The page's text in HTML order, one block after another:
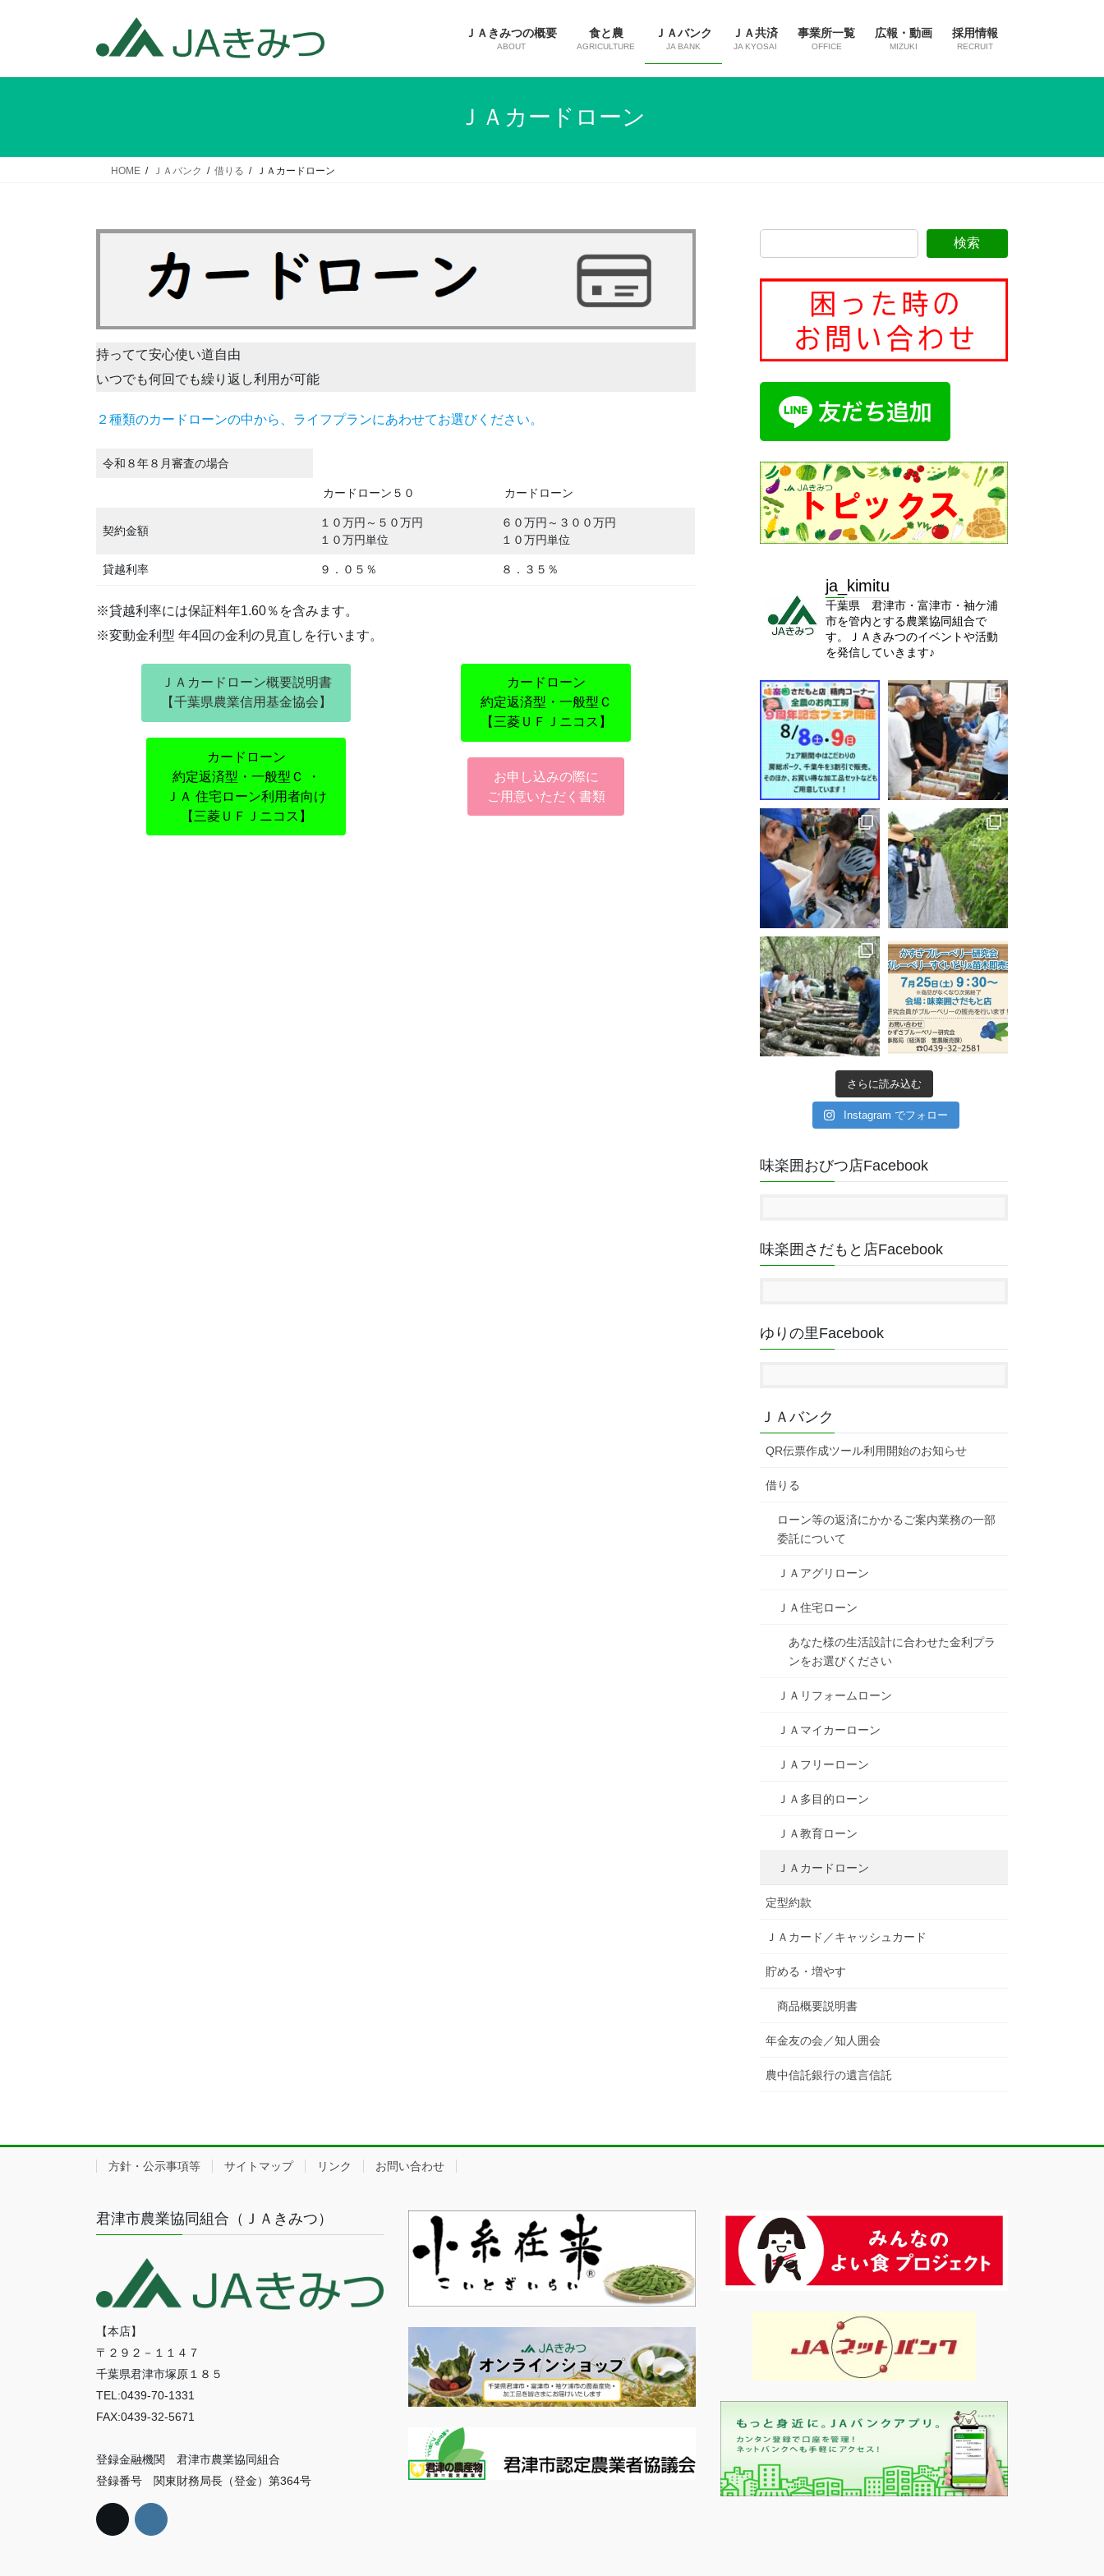
ＪＡきみつの概要
ABOUT
食と農
AGRICULTURE
ＪＡバンク
JA BANK
ＪＡ共済
JA KYOSAI
事業所一覧
OFFICE
広報・動画
MIZUKI
採用情報
RECRUIT
ＪＡカードローン
HOME ＪＡバンク 借りる ＪＡカードローン
持ってて安心使い道自由
いつでも何回でも繰り返し利用が可能
２種類のカードローンの中から、ライフプランにあわせてお選びください。
令和８年８月審査の場合
カードローン５０ カードローン
契約金額
１０万円～５０万円
１０万円単位
６０万円～３００万円
１０万円単位
貸越利率 ９．０５％ ８．３５％
※貸越利率には保証料年1.60％を含みます。
※変動金利型 年4回の金利の見直しを行います。
ＪＡカードローン概要説明書
【千葉県農業信用基金協会】
カードローン
約定返済型・一般型Ｃ ・
ＪＡ 住宅ローン利用者向け
【三菱ＵＦＪニコス】
カードローン
約定返済型・一般型Ｃ
【三菱ＵＦＪニコス】
お申し込みの際に
ご用意いただく書類
検索
ja_kimitu
千葉県 君津市・富津市・袖ケ浦
市を管内とする農業協同組合で
す。ＪＡきみつのイベントや活動
を発信していきます♪
さらに読み込む
Instagram でフォロー
味楽囲おびつ店Facebook
味楽囲さだもと店Facebook
ゆりの里Facebook
ＪＡバンク
QR伝票作成ツール利用開始のお知らせ
借りる
ローン等の返済にかかるご案内業務の一部
委託について
ＪＡアグリローン
ＪＡ住宅ローン
あなた様の生活設計に合わせた金利プラ
ンをお選びください
ＪＡリフォームローン
ＪＡマイカーローン
ＪＡフリーローン
ＪＡ多目的ローン
ＪＡ教育ローン
ＪＡカードローン
定型約款
ＪＡカード／キャッシュカード
貯める・増やす
商品概要説明書
年金友の会／知人囲会
農中信託銀行の遺言信託
方針・公示事項等 サイトマップ リンク お問い合わせ
君津市農業協同組合（ＪＡきみつ）
【本店】
〒２９２－１１４７
千葉県君津市塚原１８５
TEL:0439-70-1331
FAX:0439-32-5671
登録金融機関 君津市農業協同組合
登録番号 関東財務局長（登金）第364号